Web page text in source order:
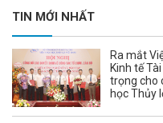
TIN MỚI NHẤT
Ra mắt
Kinh tế
trọng cho
học Thủy